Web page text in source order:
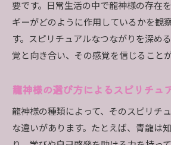
要です。日常生活の中で龍神様の存在
ギーがどのように作用しているかを観
す。スピリチュアルなつながりを深め
覚と向き合い、その感覚を信じること
龍神様の選び方によるスピリチュ
龍神様の種類によって、そのスピリチ
な違いがあります。たとえば、青龍は